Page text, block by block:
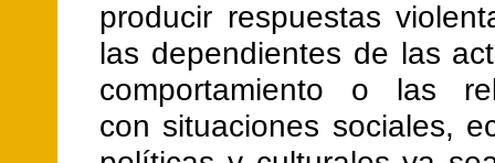
producir respuestas
las dependientes de las
comportamiento o las
con situaciones sociales,